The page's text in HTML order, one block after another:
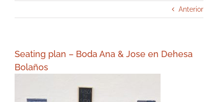
Anterior
Seating plan – Boda Ana & Jose en Dehesa
Bolaños